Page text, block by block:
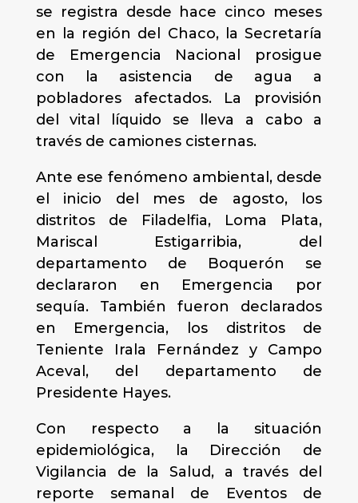
se registra desde hace cinco meses
en la región del Chaco, la Secretaría
de Emergencia Nacional prosigue
con la asistencia de agua a
pobladores afectados. La provisión
del vital líquido se lleva a cabo a
través de camiones cisternas.
Ante ese fenómeno ambiental, desde
el inicio del mes de agosto, los
distritos de Filadelfia, Loma Plata,
Mariscal Estigarribia, del
departamento de Boquerón se
declararon en Emergencia por
sequía. También fueron declarados
en Emergencia, los distritos de
Teniente Irala Fernández y Campo
Aceval, del departamento de
Presidente Hayes.
Con respecto a la situación
epidemiológica, la Dirección de
Vigilancia de la Salud, a través del
reporte semanal de Eventos de